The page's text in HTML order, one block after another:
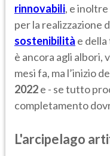
rinnovabili, e
per la realizzazione
sostenibilità e
è ancora agli albori,
mesi fa, ma l’inizio
2022e - se tutto
completamento
L'arcipelago